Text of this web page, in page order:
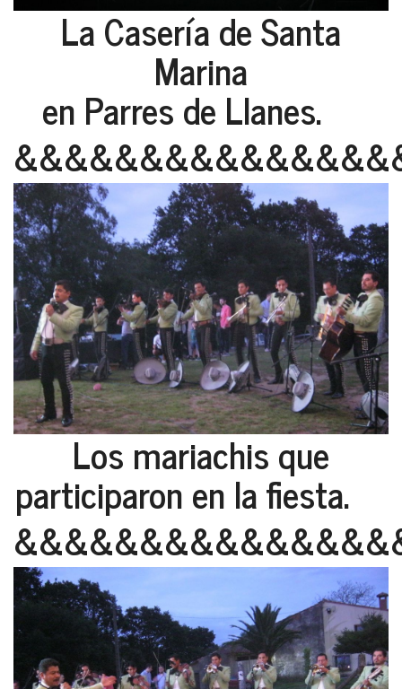
La Casería de Santa
Marina
en Parres de Llanes.
Los mariachis que
participaron en la fiesta.